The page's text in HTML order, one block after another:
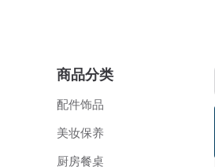
商品分类
配件饰品
美妆保养
厨房餐桌